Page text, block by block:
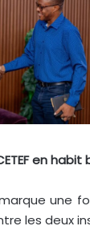
en habit
une
les deux